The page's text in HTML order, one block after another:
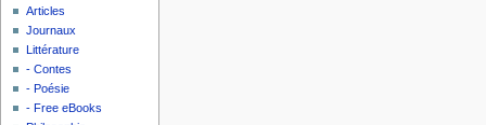
Articles
Journaux
Littérature
- Contes
- Poésie
- Free eBooks